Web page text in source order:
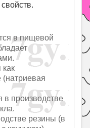
в пищевой
как
в производстве
резины (в